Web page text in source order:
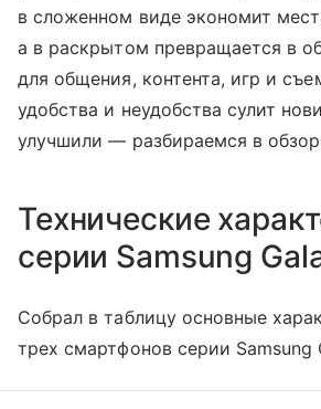
в сложенном виде экономит
а в раскрытом превращается в
для общения, контента, игр и
удобства и неудобства сулит
улучшили — разбираемся в
Технические
серии Samsung
Собрал в таблицу основные
трех смартфонов серии Samsung